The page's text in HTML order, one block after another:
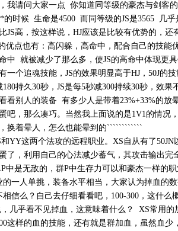
我请问大家一点 你知道同等级的豪杰与剑客
的时候 生命是4500 而同等级的JS是3565 几
JS高，按这样说，HJ应该是比较有优势的，还
优点也有：高闪躲，高命中，配合自己的技能
中 就被减少了那么多，使JS的高命中体现更
一个追魂技能，JS的效果明显高于HJ，50J的
180持久30秒，JS是每5秒减300持续30秒，效
看别人的装备 有多少人是带着23%+33%的放
吧，那么凑巧。当然我上面说的是1V1的情况
换着晕人，怎么也能晕到的````````````
YY这两个法攻的远程职业。XS自从有了
了，利用自己的心法减少蓄气，其攻击输出
中是无敌的，群P中生存力可以和豪杰一样的
的一人单挑，装备水平相当，大家认为掉血的
相信么？自己去仔细看看吧，100-300，这什么
几乎看不见掉血，这意味着什么？ XS常用的
这样的血的技能，还有就是群加血，虽然血